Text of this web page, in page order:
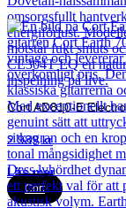
Cort AD810-E
2 989kr
Läs mer
Cort